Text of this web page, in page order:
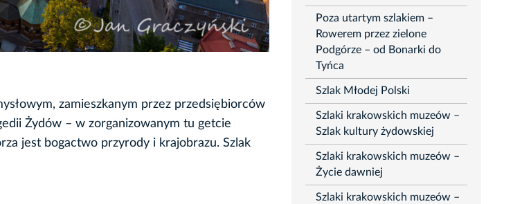
zamieszkanym przez przedsiębiorców
Żydów – w zorganizowanym tu getcie
jest bogactwo przyrody i krajobrazu. Szlak
Poza utartym szlakiem –
Rowerem przez zielone
Podgórze – od Bonarki do
Tyńca
Szlak Młodej Polski
Szlaki krakowskich muzeów –
Szlak kultury żydowskiej
Szlaki krakowskich muzeów –
Życie dawniej
Szlaki krakowskich muzeów –